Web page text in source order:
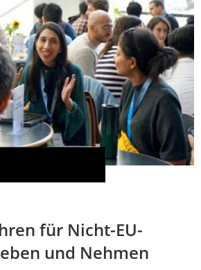
für Nicht-EU-
und Nehmen